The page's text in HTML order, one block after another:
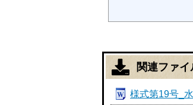
関連ファ
様式第19号_